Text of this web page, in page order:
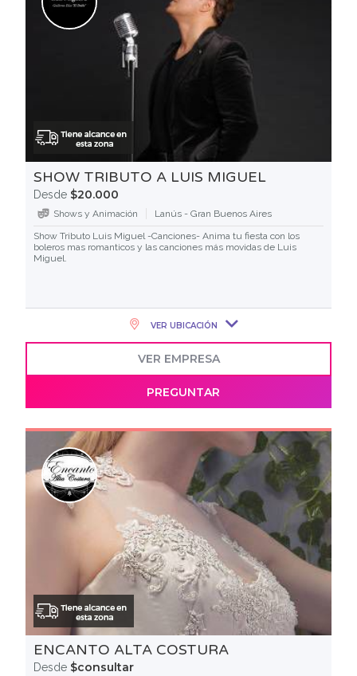
SHOW TRIBUTO A LUIS MIGUEL
Desde $20.000
Shows y Animación
Lanús - Gran Buenos Aires
Show Tributo Luis Miguel -Canciones- Anima tu fiesta con los
boleros mas romanticos y las canciones más movidas de Luis
Miguel.
VER UBICACIÓN
VER EMPRESA
PREGUNTAR
ENCANTO ALTA COSTURA
Desde $consultar